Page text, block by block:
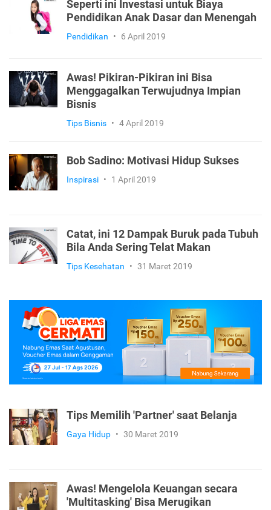
Seperti ini Investasi untuk Biaya
Pendidikan Anak Dasar dan Menengah
Pendidikan • 6 April 2019
Awas! Pikiran-Pikiran ini Bisa
Menggagalkan Terwujudnya Impian
Bisnis
Tips Bisnis • 4 April 2019
Bob Sadino: Motivasi Hidup Sukses
Inspirasi • 1 April 2019
Catat, ini 12 Dampak Buruk pada Tubuh
Bila Anda Sering Telat Makan
Tips Kesehatan • 31 Maret 2019
Tips Memilih 'Partner' saat Belanja
Gaya Hidup • 30 Maret 2019
Awas! Mengelola Keuangan secara
'Multitasking' Bisa Merugikan